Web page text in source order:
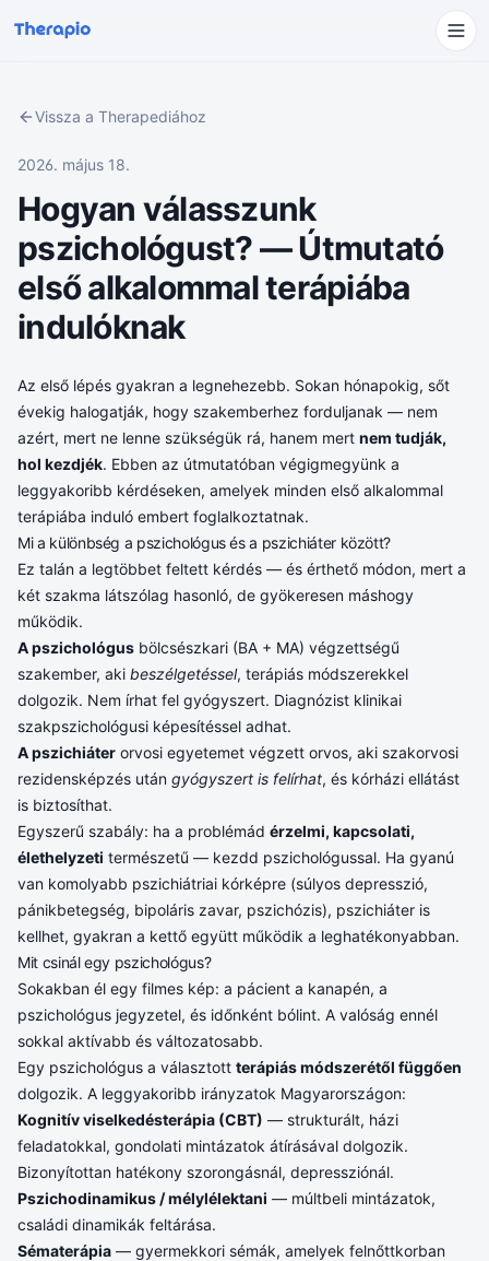
Vissza a Therapediához
2026. május 18.
Hogyan válasszunk
pszichológust? — Útmutató
első alkalommal terápiába
indulóknak
Az első lépés gyakran a legnehezebb. Sokan hónapokig, sőt
évekig halogatják, hogy szakemberhez forduljanak — nem
azért, mert ne lenne szükségük rá, hanem mert nem tudják,
hol kezdjék. Ebben az útmutatóban végigmegyünk a
leggyakoribb kérdéseken, amelyek minden első alkalommal
terápiába induló embert foglalkoztatnak.
Mi a különbség a pszichológus és a pszichiáter között?
Ez talán a legtöbbet feltett kérdés — és érthető módon, mert a
két szakma látszólag hasonló, de gyökeresen máshogy
működik.
A pszichológus bölcsészkari (BA + MA) végzettségű
szakember, aki beszélgetéssel, terápiás módszerekkel
dolgozik. Nem írhat fel gyógyszert. Diagnózist klinikai
szakpszichológusi képesítéssel adhat.
A pszichiáter orvosi egyetemet végzett orvos, aki szakorvosi
rezidensképzés után gyógyszert is felírhat, és kórházi ellátást
is biztosíthat.
Egyszerű szabály: ha a problémád érzelmi, kapcsolati,
élethelyzeti természetű — kezdd pszichológussal. Ha gyanú
van komolyabb pszichiátriai kórképre (súlyos depresszió,
pánikbetegség, bipoláris zavar, pszichózis), pszichiáter is
kellhet, gyakran a kettő együtt működik a leghatékonyabban.
Mit csinál egy pszichológus?
Sokakban él egy filmes kép: a pácient a kanapén, a
pszichológus jegyzetel, és időnként bólint. A valóság ennél
sokkal aktívabb és változatosabb.
Egy pszichológus a választott terápiás módszerétől függően
dolgozik. A leggyakoribb irányzatok Magyarországon:
Kognitív viselkedésterápia (CBT) — strukturált, házi
feladatokkal, gondolati mintázatok átírásával dolgozik.
Bizonyítottan hatékony szorongásnál, depressziónál.
Pszichodinamikus / mélylélektani — múltbeli mintázatok,
családi dinamikák feltárása.
Sématerápia — gyermekkori sémák, amelyek felnőttkorban